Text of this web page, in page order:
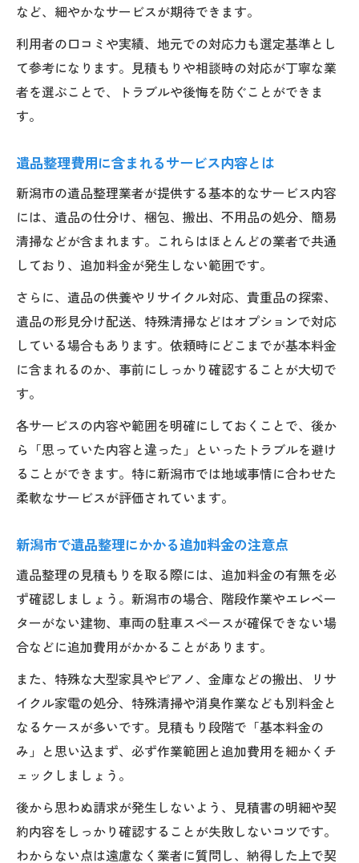
ゴミ屋敷片付けも含めた遺品整理の進め方
遺品整理を納得価格で依頼する方法
遺品整理費用の相場と納得価格の見極め方
買取サービス活用で遺品整理費用を軽減
遺品整理業者への依頼時に注意すべき点
など、細やかなサービスが期待できます。
利用者の口コミや実績、地元での対応力も選定基準とし
て参考になります。見積もりや相談時の対応が丁寧な業
者を選ぶことで、トラブルや後悔を防ぐことができま
す。
遺品整理費用に含まれるサービス内容とは
新潟市の遺品整理業者が提供する基本的なサービス内容
には、遺品の仕分け、梱包、搬出、不用品の処分、簡易
清掃などが含まれます。これらはほとんどの業者で共通
しており、追加料金が発生しない範囲です。
さらに、遺品の供養やリサイクル対応、貴重品の探索、
遺品の形見分け配送、特殊清掃などはオプションで対応
している場合もあります。依頼時にどこまでが基本料金
に含まれるのか、事前にしっかり確認することが大切で
す。
各サービスの内容や範囲を明確にしておくことで、後か
ら「思っていた内容と違った」といったトラブルを避け
ることができます。特に新潟市では地域事情に合わせた
柔軟なサービスが評価されています。
新潟市で遺品整理にかかる追加料金の注意点
遺品整理の見積もりを取る際には、追加料金の有無を必
ず確認しましょう。新潟市の場合、階段作業やエレベー
ターがない建物、車両の駐車スペースが確保できない場
合などに追加費用がかかることがあります。
また、特殊な大型家具やピアノ、金庫などの搬出、リサ
イクル家電の処分、特殊清掃や消臭作業なども別料金と
なるケースが多いです。見積もり段階で「基本料金の
み」と思い込まず、必ず作業範囲と追加費用を細かくチ
ェックしましょう。
後から思わぬ請求が発生しないよう、見積書の明細や契
約内容をしっかり確認することが失敗しないコツです。
わからない点は遠慮なく業者に質問し、納得した上で契